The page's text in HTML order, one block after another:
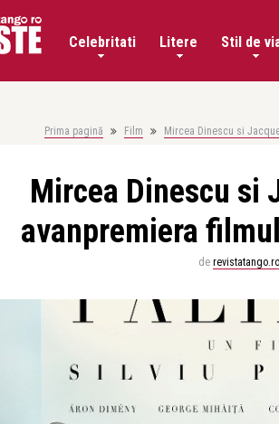
Celebritati Litere Stil de
Prima pagină Film Mircea Dinescu si
Mircea Dinescu si
avanpremiera
de